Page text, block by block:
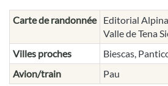
Carte de randonnée
Editorial
Valle de Tena
Villes proches
Biescas,
Avion/train
Pau